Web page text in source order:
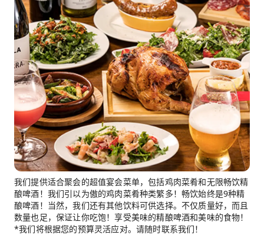
我们提供适合聚会的超值宴会菜单，包括鸡肉菜肴和无限畅饮精
酿啤酒！我们引以为傲的鸡肉菜肴种类繁多！畅饮始终是9种精
酿啤酒！当然，我们还有其他饮料可供选择。不仅质量好，而且
数量也足，保证让你吃饱！享受美味的精酿啤酒和美味的食物！
*我们将根据您的预算灵活应对。请随时联系我们！